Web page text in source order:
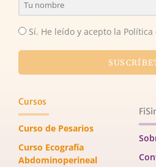
Sí. He leído y acepto la
Cursos
Curso de Pesarios
Curso Ecografía
Abdominoperineal